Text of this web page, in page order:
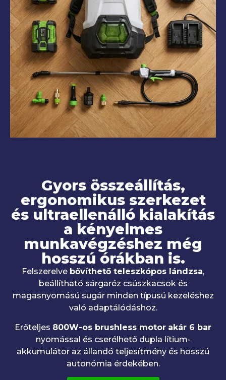
Gyors összeállítás,
ergonomikus szerkezet
és ultraellenálló kialakítás
a kényelmes
munkavégzéshez még
hosszú órákban is.
Felszerelve bővíthető teleszkópos lándzsa,
beállítható sárgaréz csúszkacsok és
magasnyomású sugár minden típusú kezeléshez
való adaptálódáshoz.
Erőteljes 800W-os brushless motor akár 6 bar
nyomással és cserélhető dupla lítium-
akkumulátor az állandó teljesítmény és hosszú
autonómia érdekében.